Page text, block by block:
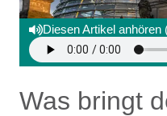
Diesen Artikel anhören
Was bringt